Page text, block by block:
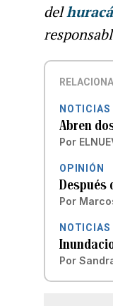
del
NOTICIAS
Abren
Por
OPINIÓN
Después
Por
NOTICIAS
Por